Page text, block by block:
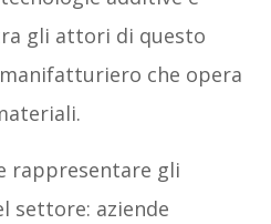
gli attori di questo
che opera
rappresentare gli
settore: aziende